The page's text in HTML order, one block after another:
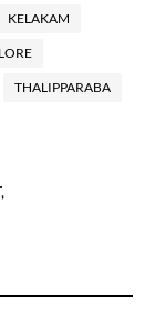
KELAKAM
THALIPPARABA